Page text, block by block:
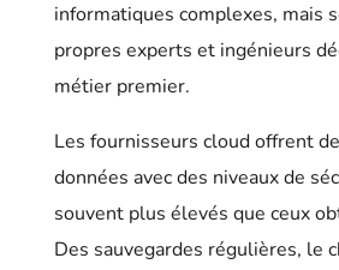
informatiques complexes, mais
propres experts et ingénieurs
métier premier.
Les fournisseurs cloud offrent
données avec des niveaux de
souvent plus élevés que ceux
Des sauvegardes régulières, le